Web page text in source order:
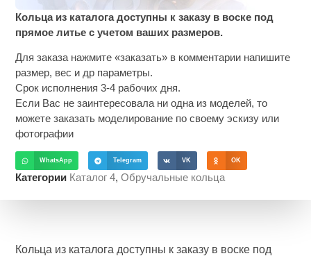
Кольца из каталога доступны к заказу в воске под
прямое литье с учетом ваших размеров.
Для заказа нажмите «заказать» в комментарии напишите
размер, вес и др параметры.
Срок исполнения 3-4 рабочих дня.
Если Вас не заинтересовала ни одна из моделей, то
можете заказать моделирование по своему эскизу или
фотографии
WhatsApp Telegram VK OK
Категории Каталог 4,Обручальные кольца
Кольца из каталога доступны к заказу в воске под